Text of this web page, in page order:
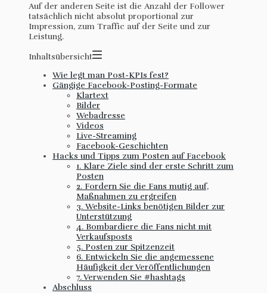
Auf der anderen Seite ist die Anzahl der Follower
tatsächlich nicht absolut proportional zur
Impression, zum Traffic auf der Seite und zur
Leistung.
Inhaltsübersicht
Wie legt man Post-KPIs fest?
Gängige Facebook-Posting-Formate
Klartext
Bilder
Webadresse
Videos
Live-Streaming
Facebook-Geschichten
Hacks und Tipps zum Posten auf Facebook
1. Klare Ziele sind der erste Schritt zum
Posten
2. Fordern Sie die Fans mutig auf,
Maßnahmen zu ergreifen
3. Website-Links benötigen Bilder zur
Unterstützung
4. Bombardiere die Fans nicht mit
Verkaufsposts
5. Posten zur Spitzenzeit
6. Entwickeln Sie die angemessene
Häufigkeit der Veröffentlichungen
7. Verwenden Sie #hashtags
Abschluss